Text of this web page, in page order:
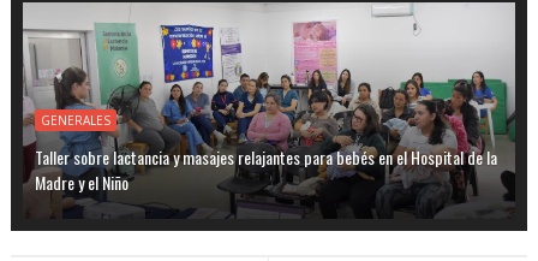
GENERALES
Taller sobre lactancia y masajes relajantes para bebés en el Hospital de la
Madre y el Niño